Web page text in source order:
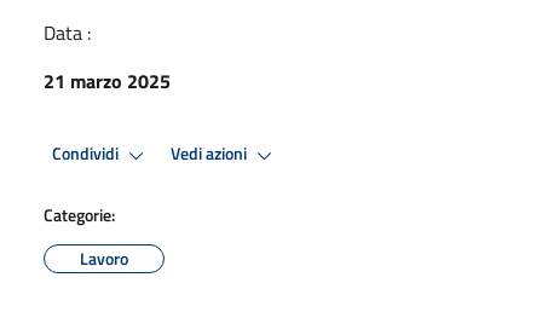
Data :
21 marzo 2025
Condividi Vedi azioni
Categorie:
Lavoro